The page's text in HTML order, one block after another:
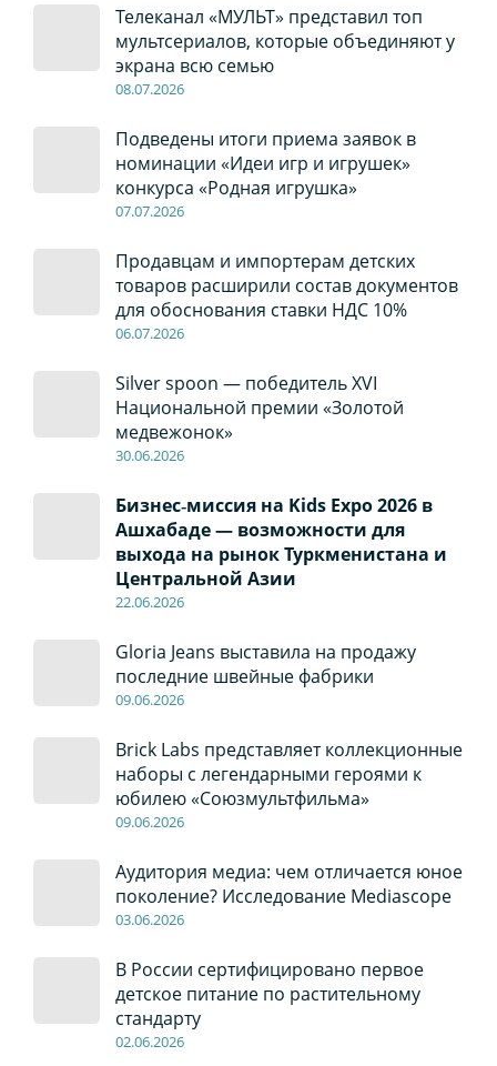
Телеканал «МУЛЬТ» представил топ
мультсериалов, которые объединяют у
экрана всю семью
08.07.2026
Подведены итоги приема заявок в
номинации «Идеи игр и игрушек»
конкурса «Родная игрушка»
07.07.2026
Продавцам и импортерам детских
товаров расширили состав документов
для обоснования ставки НДС 10%
06.07.2026
Silver spoon — победитель XVI
Национальной премии «Золотой
медвежонок»
30.06.2026
Бизнес‑миссия на Kids Expo 2026 в
Ашхабаде — возможности для
выхода на рынок Туркменистана и
Центральной Азии
22.06.2026
Gloria Jeans выставила на продажу
последние швейные фабрики
09.06.2026
Brick Labs представляет коллекционные
наборы с легендарными героями к
юбилею «Союзмультфильма»
09.06.2026
Аудитория медиа: чем отличается юное
поколение? Исследование Mediascope
03.06.2026
В России сертифицировано первое
детское питание по растительному
стандарту
02.06.2026